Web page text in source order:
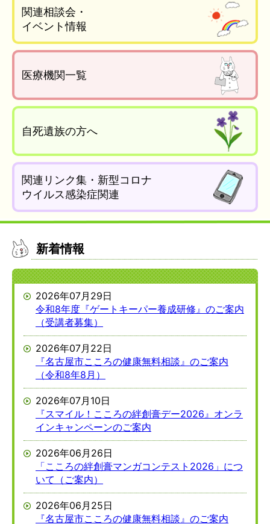
関連相談会・
イベント情報
医療機関一覧
自死遺族の方へ
関連リンク集・新型コロナ
ウイルス感染症関連
新着情報
2026年07月29日
令和8年度『ゲートキーパー養成研修』のご案内
（受講者募集）
2026年07月22日
『名古屋市こころの健康無料相談』のご案内
（令和8年8月）
2026年07月10日
『スマイル！こころの絆創膏デー2026』オンラ
インキャンペーンのご案内
2026年06月26日
「こころの絆創膏マンガコンテスト2026」につ
いて（ご案内）
2026年06月25日
『名古屋市こころの健康無料相談』のご案内